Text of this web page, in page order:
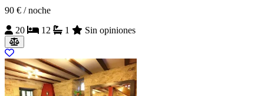
90 € / noche
20
12 1 Sin opiniones